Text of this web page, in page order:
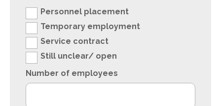
Personnel placement
Temporary employment
Service contract
Still unclear/ open
Number of employees